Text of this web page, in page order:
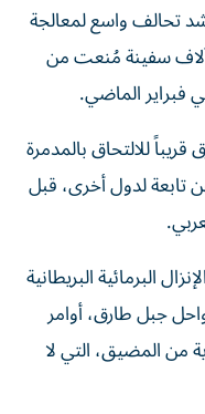
تحالف واسع لمعالجة
معقدة، مشيراً إلى أن أكثر من 6 آلاف سفينة مُنعت من
فبراير الماضي.
للالتحاق بالمدمرة
تابعة لدول أخرى، قبل
البرمائية البريطانية
جبل طارق، أوامر
من المضيق، التي لا